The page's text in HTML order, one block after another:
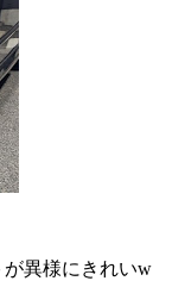
異様にきれいw